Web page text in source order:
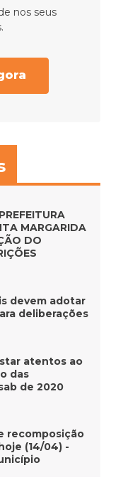
nos seus
MARGARIDA
DO
devem adotar
deliberações
atentos ao
das
de 2020
recomposição
(14/04) -